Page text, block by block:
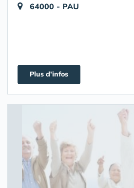
64000 - PAU
Plus d'infos